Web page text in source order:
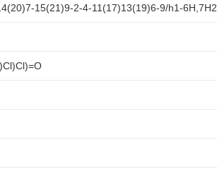
15(21)9-2-4-11(17)13(19)6-9/h1-6H,7H2